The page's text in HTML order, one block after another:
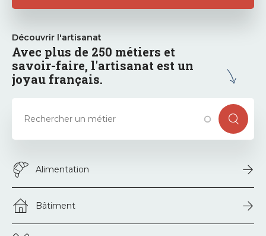
Découvrir l'artisanat
Avec plus de 250 métiers et
savoir-faire, l'artisanat est un
joyau français.
Alimentation
Bâtiment